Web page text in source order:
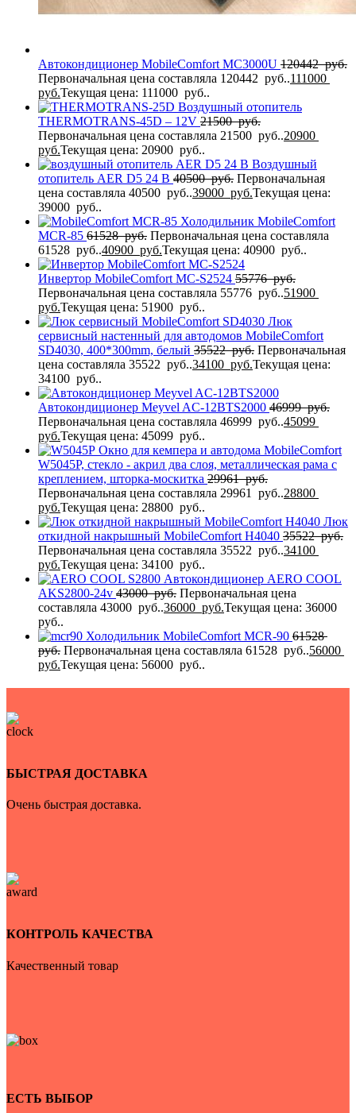
Автокондиционер MobileComfort MC3000U 120442руб.
Первоначальная цена составляла 120442 руб..111000
руб.Текущая цена: 111000 руб..
Воздушный отопитель
THERMOTRANS-45D – 12V 21500руб.
Первоначальная цена составляла 21500 руб..20900
руб.Текущая цена: 20900 руб..
Воздушный
отопитель AER D5 24 В 40500руб. Первоначальная
цена составляла 40500 руб..39000 руб.Текущая цена:
39000 руб..
Холодильник MobileComfort
MCR-85 61528руб. Первоначальная цена составляла
61528 руб..40900 руб.Текущая цена: 40900 руб..
Инвертор MobileComfort MC-S2524 55776руб.
Первоначальная цена составляла 55776 руб..51900
руб.Текущая цена: 51900 руб..
Люк
сервисный настенный для автодомов MobileComfort
SD4030, 400*300mm, белый 35522руб. Первоначальная
цена составляла 35522 руб..34100 руб.Текущая цена:
34100 руб..
Автокондиционер Meyvel AC-12BTS2000 46999руб.
Первоначальная цена составляла 46999 руб..45099
руб.Текущая цена: 45099 руб..
Окно для кемпера и автодома MobileComfort
W5045P, стекло - акрил два слоя, металлическая рама с
креплением, шторка-москитка 29961руб.
Первоначальная цена составляла 29961 руб..28800
руб.Текущая цена: 28800 руб..
Люк
откидной накрышный MobileComfort H4040 35522руб.
Первоначальная цена составляла 35522 руб..34100
руб.Текущая цена: 34100 руб..
Автокондиционер AERO COOL
AKS2800-24v 43000руб. Первоначальная цена
составляла 43000 руб..36000 руб.Текущая цена: 36000
руб..
Холодильник MobileComfort MCR-90 61528
руб. Первоначальная цена составляла 61528 руб..56000
руб.Текущая цена: 56000 руб..
БЫСТРАЯ ДОСТАВКА
Очень быстрая доставка.
КОНТРОЛЬ КАЧЕСТВА
Качественный товар
ЕСТЬ ВЫБОР